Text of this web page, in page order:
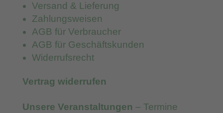
Versand & Lieferung
Zahlungsweisen
AGB für Verbraucher
AGB für Geschäftskunden
Widerrufsrecht
Vertrag widerrufen
Unsere Veranstaltungen – Termine